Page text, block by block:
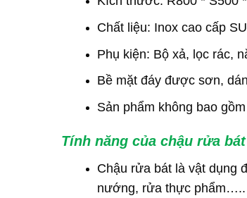
Chất liệu: Inox cao cấp
Phụ kiện: Bộ xả, lọc rác,
Bề mặt đáy được sơn,
Sản phẩm không bao
Tính năng của chậu rửa
Chậu rửa bát là vật dụng
nướng, rửa thực phẩm…..